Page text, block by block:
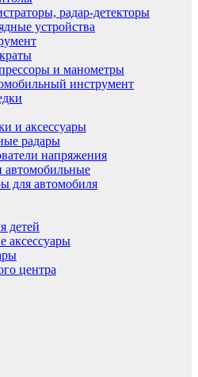
радар-детекторы
устройства
и манометры
инструмент
и аксессуары
радары
напряжения
автомобильные
для автомобиля
детей
аксессуары
центра